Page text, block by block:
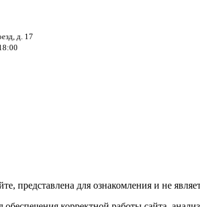
д. 17
представлена для ознакомления и не